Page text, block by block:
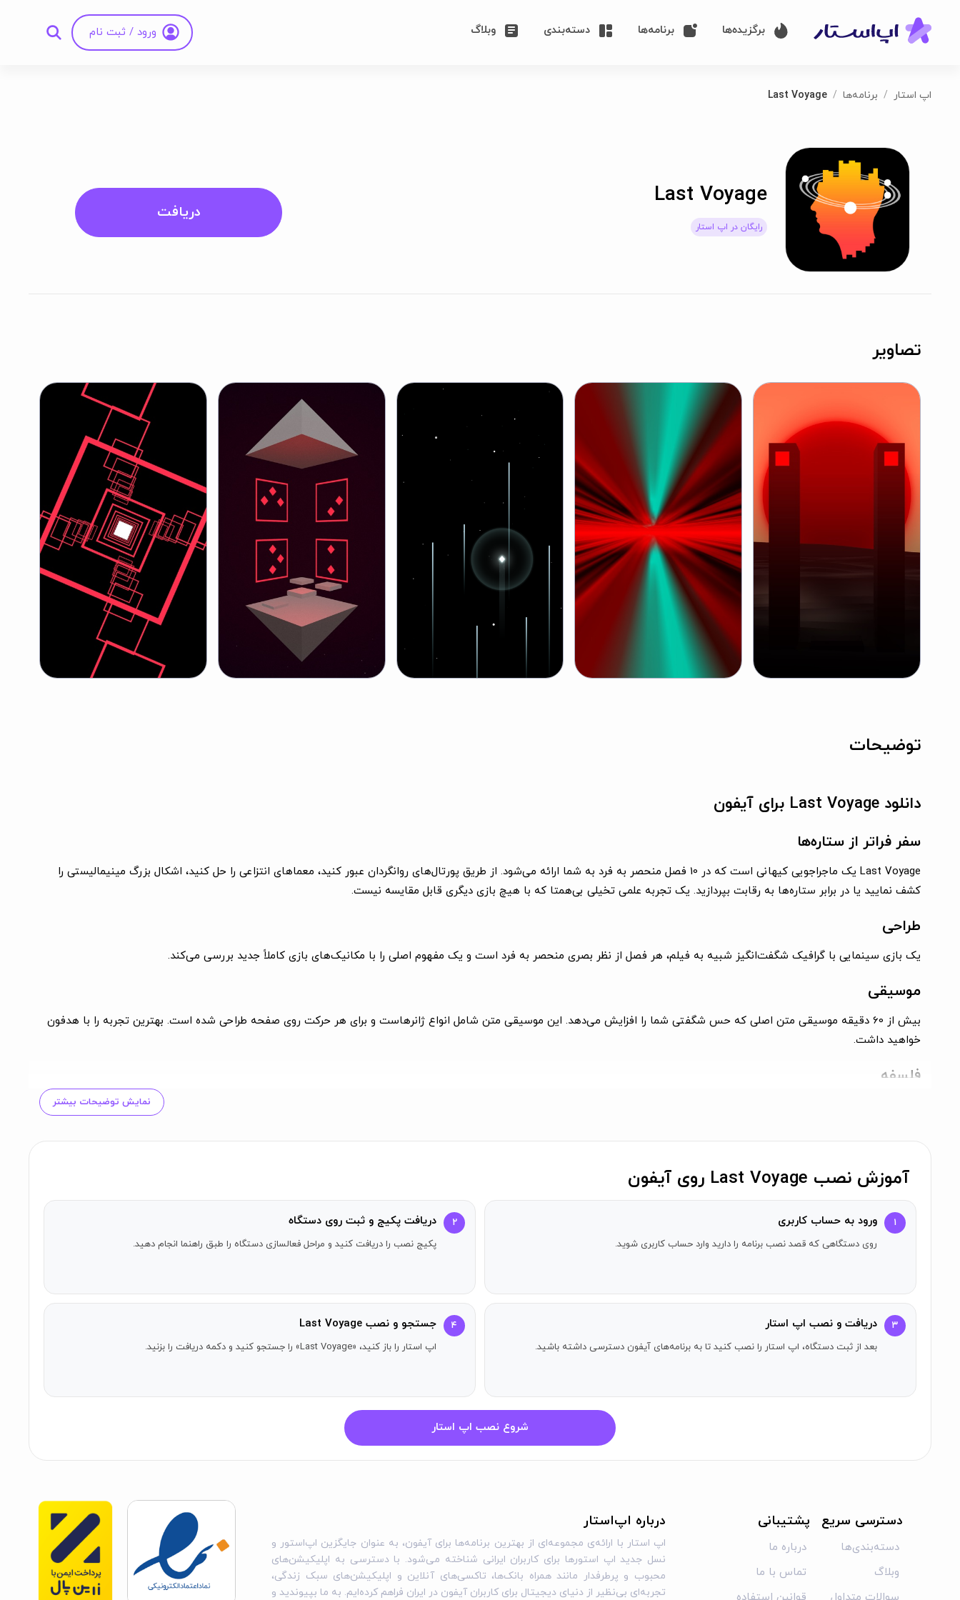
برگزیده‌ها برنامه‌ها دسته‌بندی وبلاگ ورود / ثبت نام
اپ استار برنامه‌ها Last Voyage
Last Voyage
رایگان در اپ استار
دریافت
تصاویر
توضیحات
دانلود Last Voyage برای آیفون
سفر فراتر از ستاره‌ها
Last Voyage یک ماجراجویی کیهانی است که در 10 فصل منحصر به فرد به شما ارائه می‌شود. از طریق پورتال‌های روانگردان عبور کنید، معماهای انتزاعی را حل کنید، اشکال بزرگ مینیمالیستی را
کشف نمایید یا در برابر ستاره‌ها به رقابت بپردازید. یک تجربه علمی تخیلی بی‌همتا که با هیچ بازی دیگری قابل مقایسه نیست.
طراحی
یک بازی سینمایی با گرافیک شگفت‌انگیز شبیه به فیلم، هر فصل از نظر بصری منحصر به فرد است و یک مفهوم اصلی را با مکانیک‌های بازی کاملاً جدید بررسی می‌کند.
موسیقی
بیش از 60 دقیقه موسیقی متن اصلی که حس شگفتی شما را افزایش می‌دهد. این موسیقی متن شامل انواع ژانرهاست و برای هر حرکت روی صفحه طراحی شده است. بهترین تجربه را با هدفون
خواهید داشت.
فلسفه
Last Voyage بازی‌ای درباره فضا است که به جای سفینه‌های فضایی، آنچه فراتر از فرهنگ و فناوری ماست را بررسی می‌کند. یک بازی که در آن شما تسلط بر یک وظیفه خاص ندارید بلکه به
فصل‌ها یک داستان پیوسته را تشکیل می‌دهند، شما به طور مداوم با روش‌های جدیدی برای تعامل غافل‌گیر می‌شوید و به طور روان از یک فصل به فصل دیگر منتقل می‌شوید.
نمایش توضیحات بیشتر
آموزش نصب Last Voyage روی آیفون
۱ ورود به حساب کاربری
روی دستگاهی که قصد نصب برنامه را دارید وارد حساب کاربری شوید.
۲ دریافت پکیج و ثبت روی دستگاه
پکیج نصب را دریافت کنید و مراحل فعالسازی دستگاه را طبق راهنما انجام دهید.
۳ دریافت و نصب اپ استار
بعد از ثبت دستگاه، اپ استار را نصب کنید تا به برنامه‌های آیفون دسترسی داشته باشید.
۴ جستجو و نصب Last Voyage
اپ استار را باز کنید، «Last Voyage» را جستجو کنید و دکمه دریافت را بزنید.
شروع نصب اپ استار
دسترسی سریع
دسته‌بندی‌ها
وبلاگ
پشتیبانی
درباره ما
تماس با ما
درباره اپ‌استار
اپ استار با ارائه‌ی مجموعه‌ای از بهترین برنامه‌ها برای آیفون، به عنوان جایگزین اپ‌استور و
نسل جدید اپ استورها برای کاربران ایرانی شناخته می‌شود. با دسترسی به اپلیکیشن‌های
محبوب و پرطرفدار مانند همراه بانک‌ها، تاکسی‌های آنلاین و اپلیکیشن‌های سبک زندگی،
تجربه‌ای بی‌نظیر از دنیای دیجیتال برای کاربران آیفون در ایران فراهم کرده‌ایم. به ما بپیوندید و